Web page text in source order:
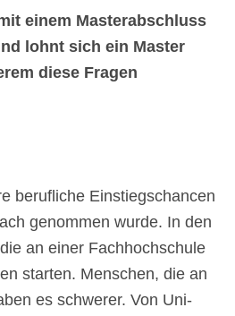
einem Masterabschluss
lohnt sich ein Master
diese Fragen
berufliche Einstiegschancen
genommen wurde. In den
an einer Fachhochschule
starten. Menschen, die an
es schwerer. Von Uni-